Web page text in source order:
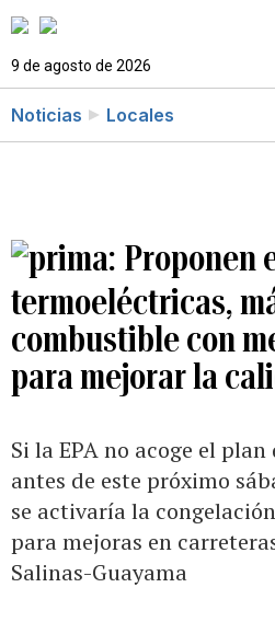
9 de agosto de 2026
Noticias Locales
Proponen
termoeléctricas,
combustible con
para mejorar la
Si la EPA no acoge el
antes de este próximo
se activaría la
para mejoras en
Salinas-Guayama